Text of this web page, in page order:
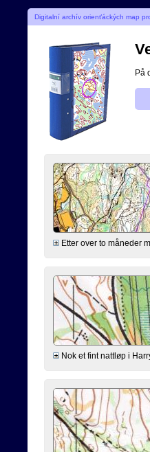
Digitalní archív orienťáckých map
På
Etter over to måneder
Nok et fint nattløp i